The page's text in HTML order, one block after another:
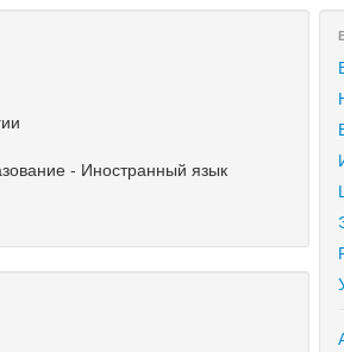
- Иностранный язык